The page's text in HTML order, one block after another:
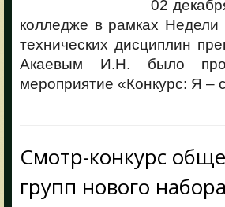
02
колледже в рамках
технических дисциплин
Акаевым И.Н. было
мероприятие «Конкурс: Я –
Смотр-конкурс
групп нового набора